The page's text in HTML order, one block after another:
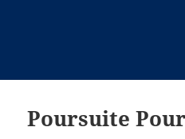
Poursuite